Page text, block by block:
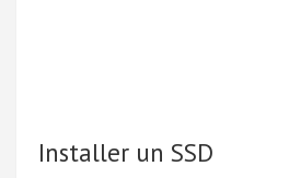
Installer un SSD